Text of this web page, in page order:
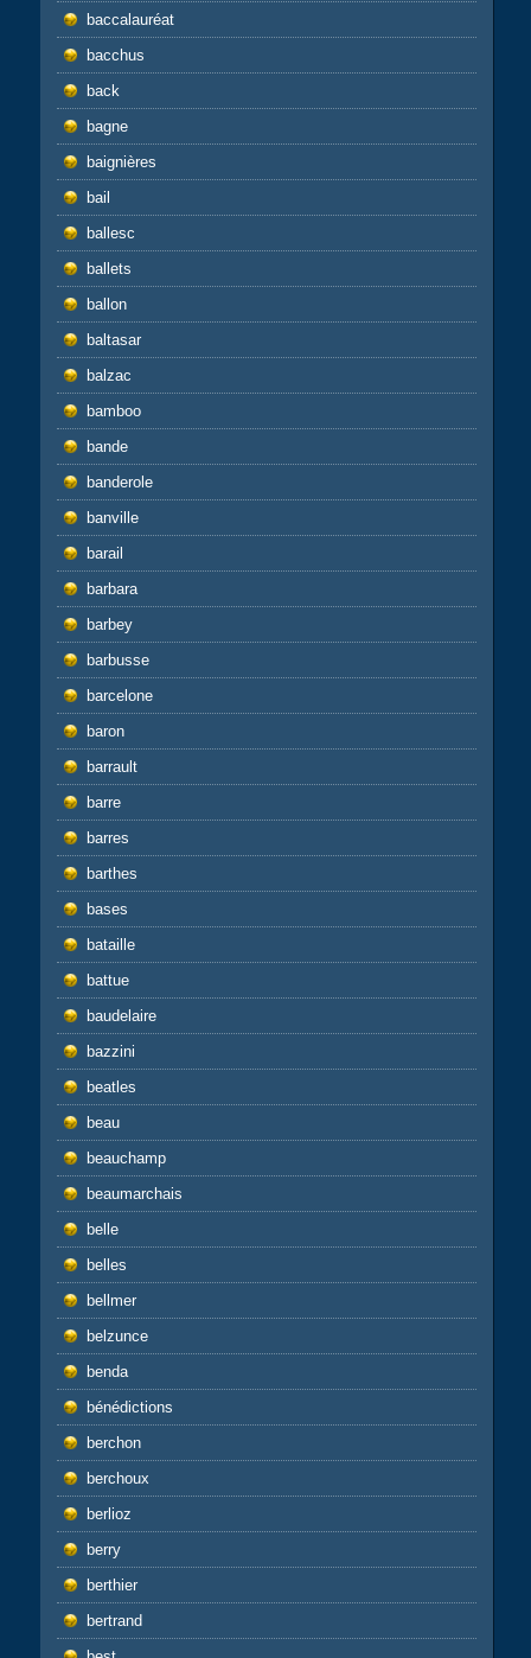
baccalauréat
bacchus
back
bagne
baignières
bail
ballesc
ballets
ballon
baltasar
balzac
bamboo
bande
banderole
banville
barail
barbara
barbey
barbusse
barcelone
baron
barrault
barre
barres
barthes
bases
bataille
battue
baudelaire
bazzini
beatles
beau
beauchamp
beaumarchais
belle
belles
bellmer
belzunce
benda
bénédictions
berchon
berchoux
berlioz
berry
berthier
bertrand